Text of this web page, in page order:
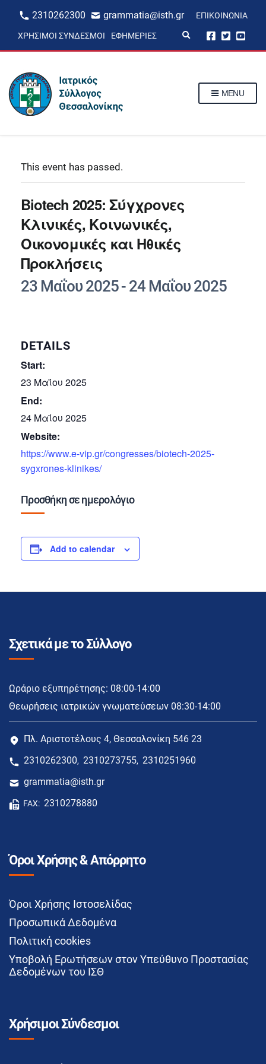
2310262300 grammatia@isth.gr ΕΠΙΚΟΙΝΩΝΊΑ
ΧΡΉΣΙΜΟΙ ΣΎΝΔΕΣΜΟΙ ΕΦΗΜΕΡΊΕΣ
p
MENU
This event has passed.
Biotech 2025: Σύγχρονες
Κλινικές, Κοινωνικές,
Οικονομικές και Ηθικές
Προκλήσεις
23 Μαΐου 2025- 24 Μαΐου 2025
DETAILS
Start:
23 Μαΐου 2025
End:
24 Μαΐου 2025
Website:
https://www.e-vip.gr/congresses/biotech-2025-
sygxrones-klinikes/
Προσθήκη σε ημερολόγιο
Add to calendar
Σχετικά με το Σύλλογο
Ωράριο εξυπηρέτησης: 08:00-14:00
Θεωρήσεις ιατρικών γνωματεύσεων 08:30-14:00
Πλ. Αριστοτέλους 4, Θεσσαλονίκη 546 23
2310262300, 2310273755, 2310251960
grammatia@isth.gr
FAX: 2310278880
Όροι Χρήσης & Απόρρητο
Όροι Χρήσης Ιστοσελίδας
Προσωπικά Δεδομένα
Πολιτική cookies
Υποβολή Ερωτήσεων στον Υπεύθυνο Προστασίας
Δεδομένων του ΙΣΘ
Χρήσιμοι Σύνδεσμοι